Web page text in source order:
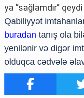
ya “sağlamdır”
Qabiliyyət
buradan tanış ola
yenilənir və digər
olduqca cədvələ